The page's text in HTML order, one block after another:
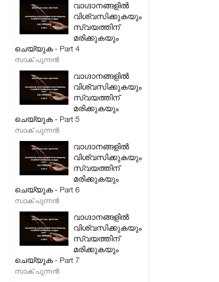
വാഗ്ദാനങ്ങളിൽ
വിശ്വസിക്കുകയും
സ്വയത്തിന്
മരിക്കുകയും
ചെയ്യുക - Part 4
സാക് പുന്നൻ
വാഗ്ദാനങ്ങളിൽ
വിശ്വസിക്കുകയും
സ്വയത്തിന്
മരിക്കുകയും
ചെയ്യുക - Part 5
സാക് പുന്നൻ
വാഗ്ദാനങ്ങളിൽ
വിശ്വസിക്കുകയും
സ്വയത്തിന്
മരിക്കുകയും
ചെയ്യുക - Part 6
സാക് പുന്നൻ
വാഗ്ദാനങ്ങളിൽ
വിശ്വസിക്കുകയും
സ്വയത്തിന്
മരിക്കുകയും
ചെയ്യുക - Part 7
സാക് പുന്നൻ